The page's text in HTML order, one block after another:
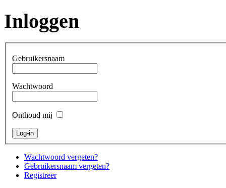
Inloggen
Gebruikersnaam
Wachtwoord
Onthoud mij
Wachtwoord vergeten?
Gebruikersnaam vergeten?
Registreer